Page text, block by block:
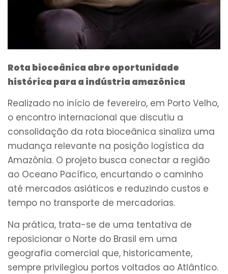
Rota bioceânica abre oportunidade
histórica para a indústria amazônica
Realizado no início de fevereiro, em Porto Velho,
o encontro internacional que discutiu a
consolidação da rota bioceânica sinaliza uma
mudança relevante na posição logística da
Amazônia. O projeto busca conectar a região
ao Oceano Pacífico, encurtando o caminho
até mercados asiáticos e reduzindo custos e
tempo no transporte de mercadorias.
Na prática, trata-se de uma tentativa de
reposicionar o Norte do Brasil em uma
geografia comercial que, historicamente,
sempre privilegiou portos voltados ao Atlântico.